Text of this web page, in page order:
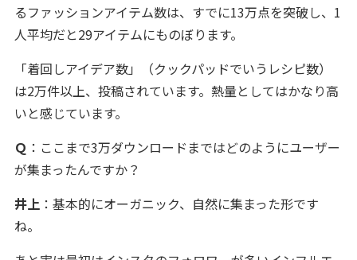
るファッションアイテム数は、すでに13万点を突破し、1
人平均だと29アイテムにものぼります。
「着回しアイデア数」（クックパッドでいうレシピ数）
は2万件以上、投稿されています。熱量としてはかなり高
いと感じています。
Ｑ ：ここまで3万ダウンロードまではどのようにユーザー
が集まったんですか？
井上：基本的にオーガニック、自然に集まった形です
ね。